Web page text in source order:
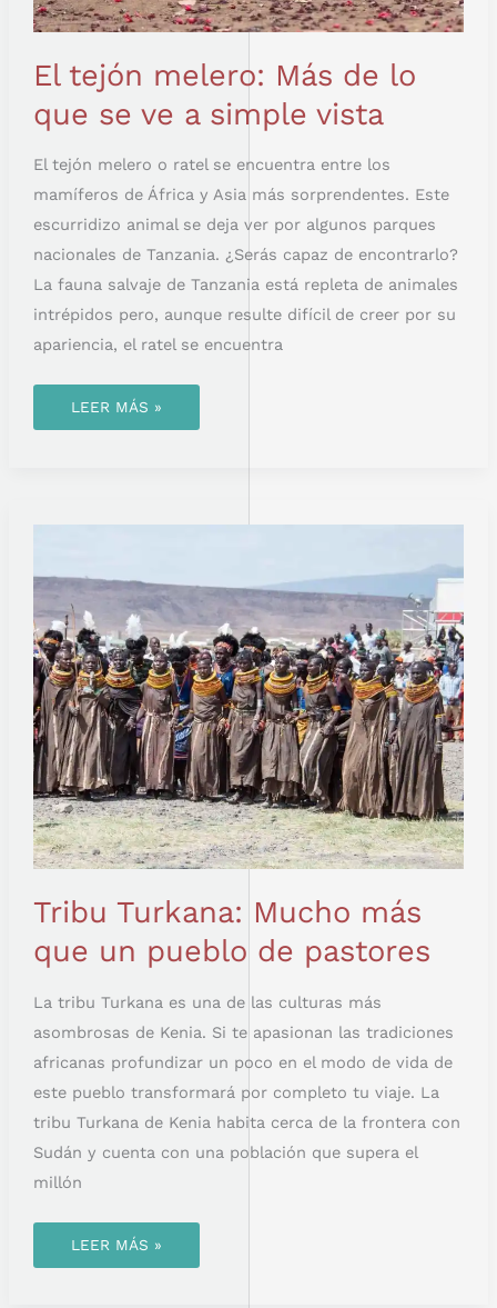
El tejón melero: Más de lo
que se ve a simple vista
El tejón melero o ratel se encuentra entre los
mamíferos de África y Asia más sorprendentes. Este
escurridizo animal se deja ver por algunos parques
nacionales de Tanzania. ¿Serás capaz de encontrarlo?
La fauna salvaje de Tanzania está repleta de animales
intrépidos pero, aunque resulte difícil de creer por su
apariencia, el ratel se encuentra
LEER MÁS »
Tribu Turkana: Mucho más
que un pueblo de pastores
La tribu Turkana es una de las culturas más
asombrosas de Kenia. Si te apasionan las tradiciones
africanas profundizar un poco en el modo de vida de
este pueblo transformará por completo tu viaje. La
tribu Turkana de Kenia habita cerca de la frontera con
Sudán y cuenta con una población que supera el
millón
TRIBU
MÁS
QUE
UN
PUEBLO
DE
PASTORES
LEER MÁS »